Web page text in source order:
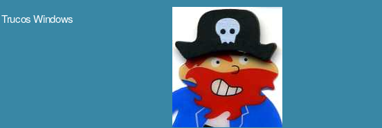
Trucos Windows
SEO-SERP-Keyword-